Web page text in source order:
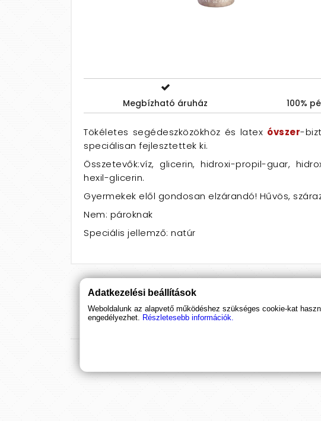
Megbízható áruház 100%
Tökéletes segédeszközökhöz és latex óvszer-
speciálisan fejlesztettek ki.
Összetevők:víz, glicerin, hidroxi-propil-guar,
hexil-glicerin.
Gyermekek elől gondosan elzárandó! Hűvös,
Nem: pároknak
Speciális jellemző: natúr
Adatkezelési beállítások
Weboldalunk az alapvető működéshez szükséges cookie-kat
engedélyezhet. Részletesebb információk.